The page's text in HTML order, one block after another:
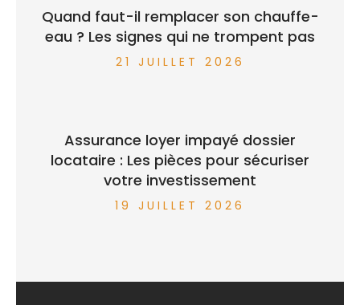
Quand faut-il remplacer son chauffe-
eau ? Les signes qui ne trompent pas
21 JUILLET 2026
Assurance loyer impayé dossier
locataire : Les pièces pour sécuriser
votre investissement
19 JUILLET 2026